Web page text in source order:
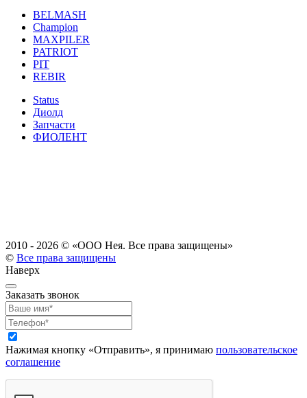
BELMASH
Champion
MAXPILER
PATRIOT
PIT
REBIR
Status
Диолд
Запчасти
ФИОЛЕНТ
2010 - 2026 © «ООО Нея. Все права защищены»
© Все права защищены
Наверх
Заказать звонок
Нажимая кнопку «Отправить», я принимаю пользовательское
соглашение